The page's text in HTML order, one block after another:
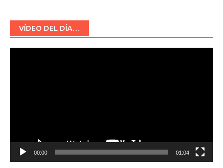
VÍDEO DEL DÍA…
00:00 01:04